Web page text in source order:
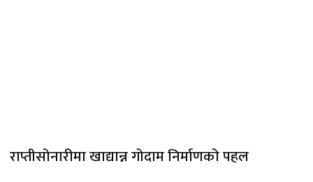
राप्तीसोनारीमा खाद्यान्न गोदाम निर्माणको पहल